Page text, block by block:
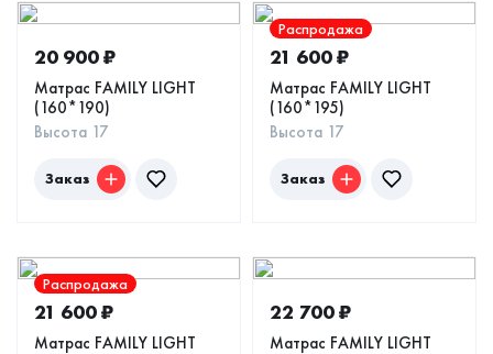
20 900₽
Матрас FAMILY LIGHT
(160*190)
Высота 17
Заказ
Распродажа
21 600₽
Матрас FAMILY LIGHT
(160*195)
Высота 17
Заказ
Распродажа
21 600₽
Матрас FAMILY LIGHT
22 700₽
Матрас FAMILY LIGHT